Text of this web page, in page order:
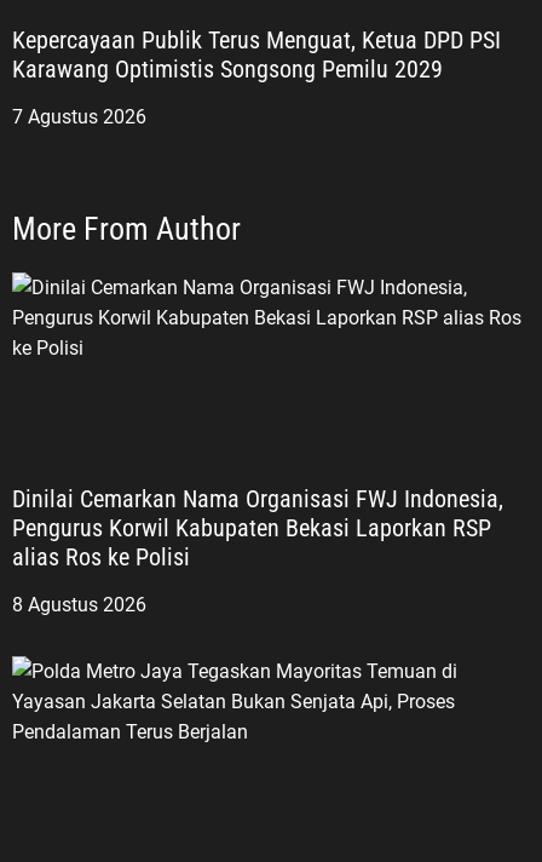
Kepercayaan Publik Terus Menguat, Ketua DPD PSI
Karawang Optimistis Songsong Pemilu 2029
7 Agustus 2026
More From Author
Dinilai Cemarkan Nama Organisasi FWJ Indonesia,
Pengurus Korwil Kabupaten Bekasi Laporkan RSP
alias Ros ke Polisi
8 Agustus 2026